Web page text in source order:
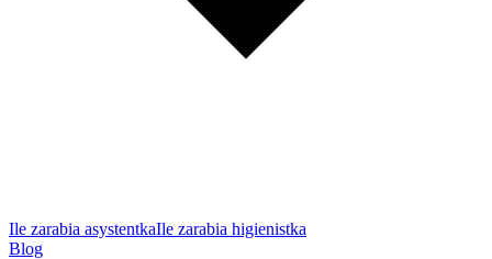
Ile zarabia asystentkaIle zarabia higienistka
Blog